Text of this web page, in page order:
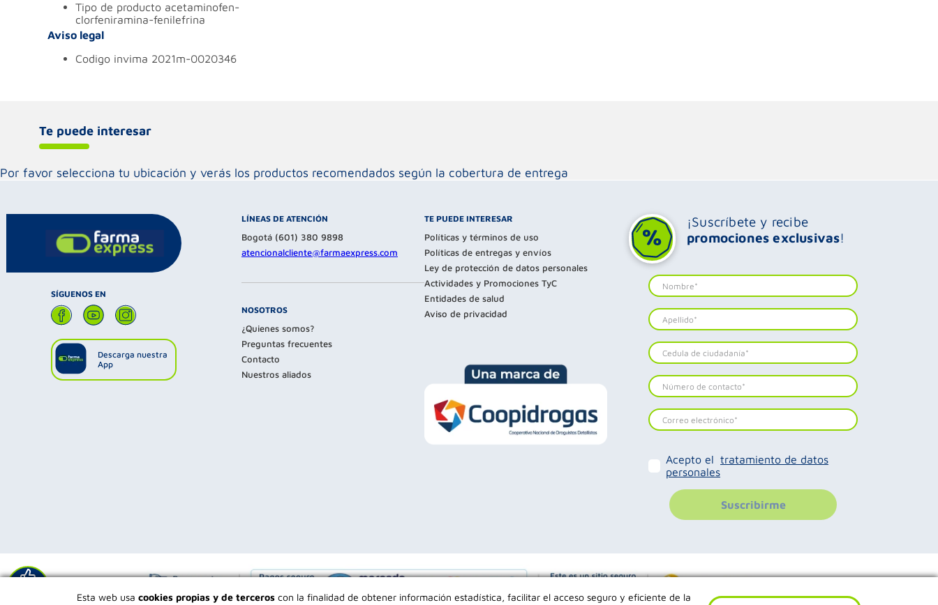
Esta web usa cookies propias y de terceros con la finalidad de obtener información estadística, facilitar el acceso seguro y eficiente de la
tipo de producto acetaminofen-
clorfeniramina-fenilefrina
Aviso legal
codigo invima 2021m-0020346
Te puede interesar
Por favor selecciona tu ubicación y verás los productos recomendados según la cobertura de entrega
SÍGUENOS EN
Descarga nuestra
App
LÍNEAS DE ATENCIÓN
Bogotá (601) 380 9898
atencionalcliente@farmaexpress.com
NOSOTROS
¿Quienes somos?
Preguntas frecuentes
Contacto
Nuestros aliados
TE PUEDE INTERESAR
Políticas y términos de uso
Políticas de entregas y envíos
Ley de protección de datos personales
Actividades y Promociones TyC
Entidades de salud
Aviso de privacidad
¡Suscríbete y recibe
promociones exclusivas!
Acepto el tratamiento de datos
personales
Suscribirme